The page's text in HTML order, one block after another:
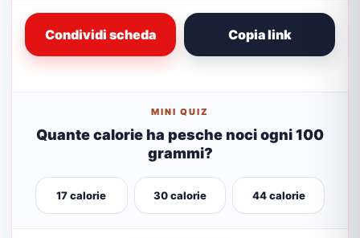
Condividi scheda Copia link
MINI QUIZ
Quante calorie ha pesche noci ogni 100
grammi?
17 calorie 30 calorie 44 calorie